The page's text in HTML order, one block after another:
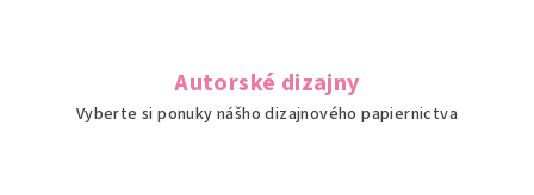
Autorské dizajny
Vyberte si ponuky nášho dizajnového papiernictva